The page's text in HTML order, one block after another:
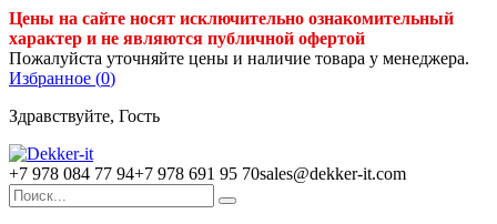
Цены на сайте носят исключительно ознакомительный
характер и не являются публичной офертой
Пожалуйста уточняйте цены и наличие товара у менеджера.
Избранное (0)
Здравствуйте, Гость
+7 978 084 77 94+7 978 691 95 70sales@dekker-it.com